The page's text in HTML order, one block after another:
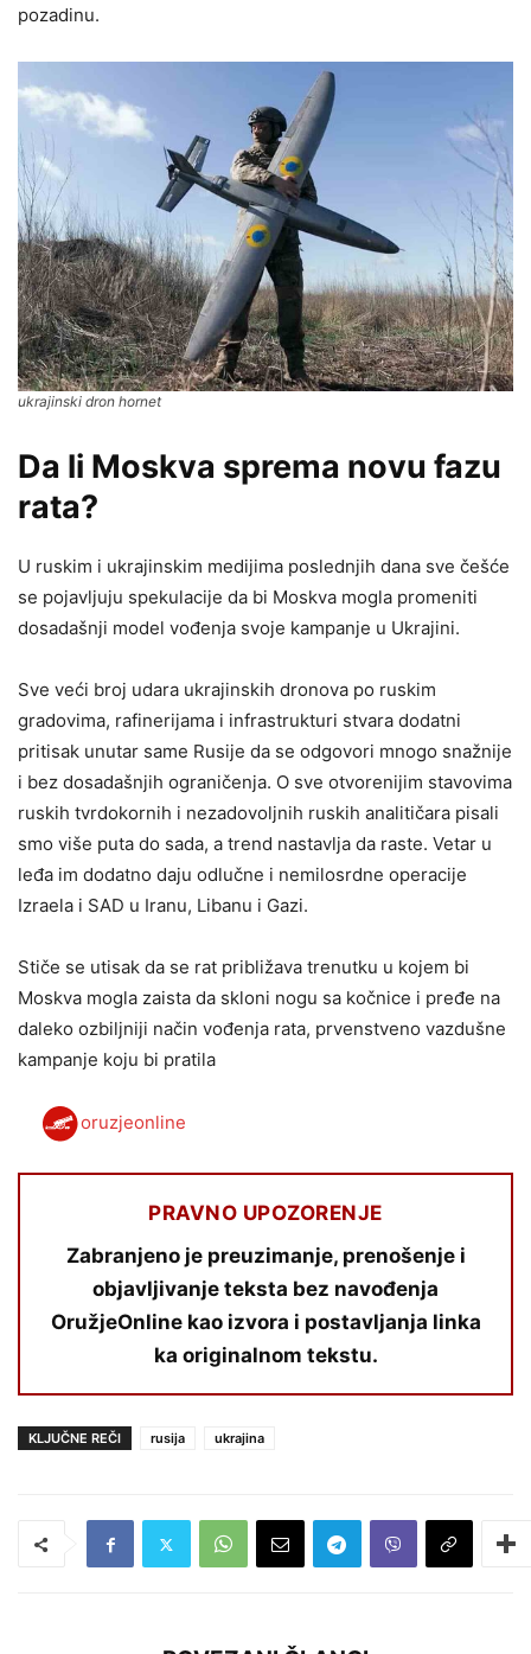
pozadinu.
ukrajinski dron hornet
Da li Moskva sprema novu fazu
rata?
U ruskim i ukrajinskim medijima poslednjih dana sve češće
se pojavljuju spekulacije da bi Moskva mogla promeniti
dosadašnji model vođenja svoje kampanje u Ukrajini.
Sve veći broj udara ukrajinskih dronova po ruskim
gradovima, rafinerijama i infrastrukturi stvara dodatni
pritisak unutar same Rusije da se odgovori mnogo snažnije
i bez dosadašnjih ograničenja. O sve otvorenijim stavovima
ruskih tvrdokornih i nezadovoljnih ruskih analitičara pisali
smo više puta do sada, a trend nastavlja da raste. Vetar u
leđa im dodatno daju odlučne i nemilosrdne operacije
Izraela i SAD u Iranu, Libanu i Gazi.
Stiče se utisak da se rat približava trenutku u kojem bi
Moskva mogla zaista da skloni nogu sa kočnice i pređe na
daleko ozbiljniji način vođenja rata, prvenstveno vazdušne
kampanje koju bi pratila
oruzjeonline
PRAVNO UPOZORENJE
Zabranjeno je preuzimanje, prenošenje i
objavljivanje teksta bez navođenja
OružjeOnline kao izvora i postavljanja linka
ka originalnom tekstu.
KLJUČNE REČI rusija ukrajina